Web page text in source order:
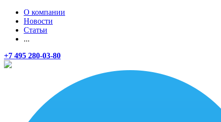
О компании
Новости
Статьи
...
+7 495 280-03-80